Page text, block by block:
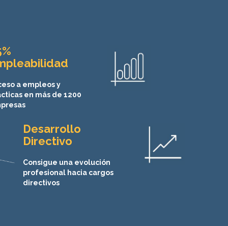
a empleos y
en más de 1200
Desarrollo
Directivo
Consigue una evolución
profesional hacia cargos
directivos